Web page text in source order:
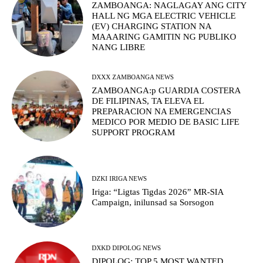
ZAMBOANGA: NAGLAGAY ANG CITY
HALL NG MGA ELECTRIC VEHICLE
(EV) CHARGING STATION NA
MAAARING GAMITIN NG PUBLIKO
NANG LIBRE
DXXX ZAMBOANGA NEWS
ZAMBOANGA:p GUARDIA COSTERA
DE FILIPINAS, TA ELEVA EL
PREPARACION NA EMERGENCIAS
MEDICO POR MEDIO DE BASIC LIFE
SUPPORT PROGRAM
DZKI IRIGA NEWS
Iriga: “Ligtas Tigdas 2026” MR-SIA
Campaign, inilunsad sa Sorsogon
DXKD DIPOLOG NEWS